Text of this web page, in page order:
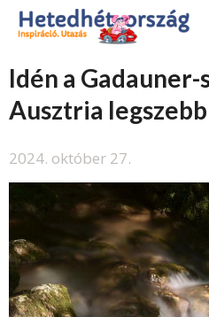
Idén a
Ausztria
2024. október 27.